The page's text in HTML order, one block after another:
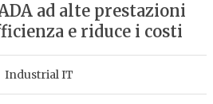
ad alte prestazioni
e riduce i costi
Industrial IT